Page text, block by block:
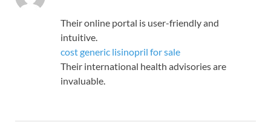
Their online portal is user-friendly and
intuitive.
cost generic lisinopril for sale
Their international health advisories are
invaluable.